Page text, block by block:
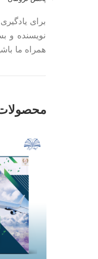
برای
نویسنده و
همراه ما